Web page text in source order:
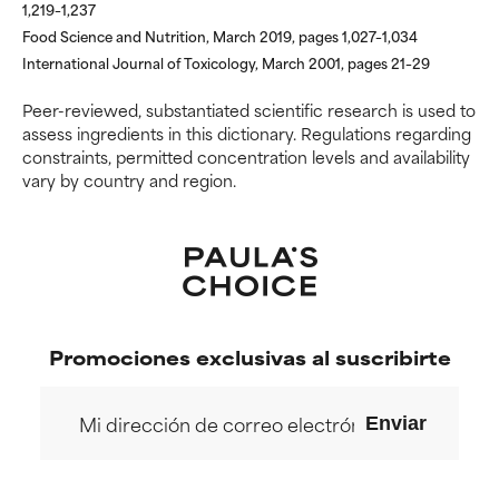
1,219–1,237
Food Science and Nutrition, March 2019, pages 1,027–1,034
International Journal of Toxicology, March 2001, pages 21–29
Peer-reviewed, substantiated scientific research is used to
assess ingredients in this dictionary. Regulations regarding
constraints, permitted concentration levels and availability
vary by country and region.
POCO
RECOMENDABLE
beneficios se recomienda
evitarlo por su probabilidad de
causar irritación, especialmente
si se combina con otros
DESACONSEJABLE
Ha demostrado provocar
sequedad, especialmente si se
irritantes.
POCO
RECOMENDABLE
beneficios se recomienda
evitarlo por su probabilidad de
causar irritación, especialmente
si se combina con otros
DESACONSEJABLE
Ha demostrado provocar
sequedad, especialmente si se
irritantes.
Promociones exclusivas al suscribirte
Enviar